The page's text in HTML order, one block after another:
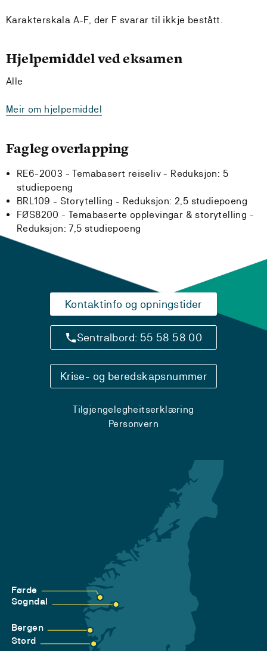
Karakterskala A-F, der F svarar til ikkje bestått.
Hjelpemiddel ved eksamen
Alle
Meir om hjelpemiddel
Fagleg overlapping
RE6-2003 - Temabasert reiseliv - Reduksjon: 5
studiepoeng
BRL109 - Storytelling - Reduksjon: 2,5 studiepoeng
FØS8200 - Temabaserte opplevingar & storytelling -
Reduksjon: 7,5 studiepoeng
Kontaktinfo og opningstider
Sentralbord: 55 58 58 00
Krise- og beredskapsnummer
Tilgjengelegheitserklæring
Personvern
Førde
Sogndal
Bergen
Stord